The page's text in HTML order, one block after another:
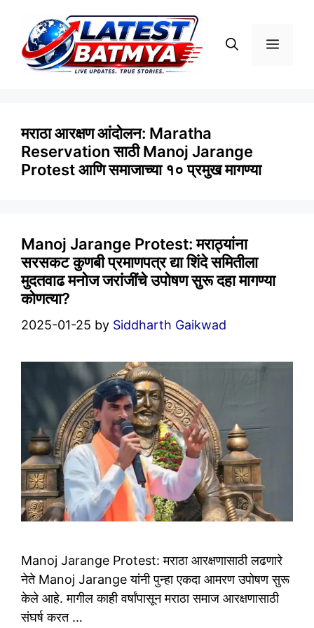
content
Menu
मराठा आरक्षण आंदोलन: Maratha
Reservation साठी Manoj Jarange
Protest आणि समाजाच्या १० प्रमुख मागण्या
Manoj Jarange Protest: मराठ्यांना
सरसकट कुणबी प्रमाणपत्र द्या शिंदे समितीला
मुदतवाढ मनोज जरांजींचे उपोषण सुरू दहा मागण्या
कोणत्या?
2025-01-25 by Siddharth Gaikwad
Manoj Jarange Protest: मराठा आरक्षणासाठी लढणारे
नेते Manoj Jarange यांनी पुन्हा एकदा आमरण उपोषण सुरू
केले आहे. मागील काही वर्षांपासून मराठा समाज आरक्षणासाठी
संघर्ष करत …